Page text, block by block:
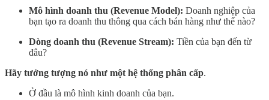
Mô hình doanh thu (Revenue Model): Doanh nghiệp của
bạn tạo ra doanh thu thông qua cách bán hàng như thế nào?
Dòng doanh thu (Revenue Stream): Tiền của bạn đến từ
đâu?
Hãy tưởng tượng nó như một hệ thống phân cấp.
Ở đầu là mô hình kinh doanh của bạn.